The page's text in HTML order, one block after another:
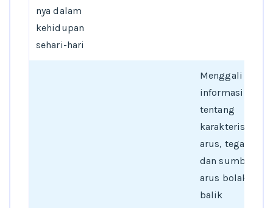
nya dalam
kehidupan
sehari-hari
Menggali
informasi
tentang
karakteristik
arus, tegangan
dan sumber
arus bolak-
balik